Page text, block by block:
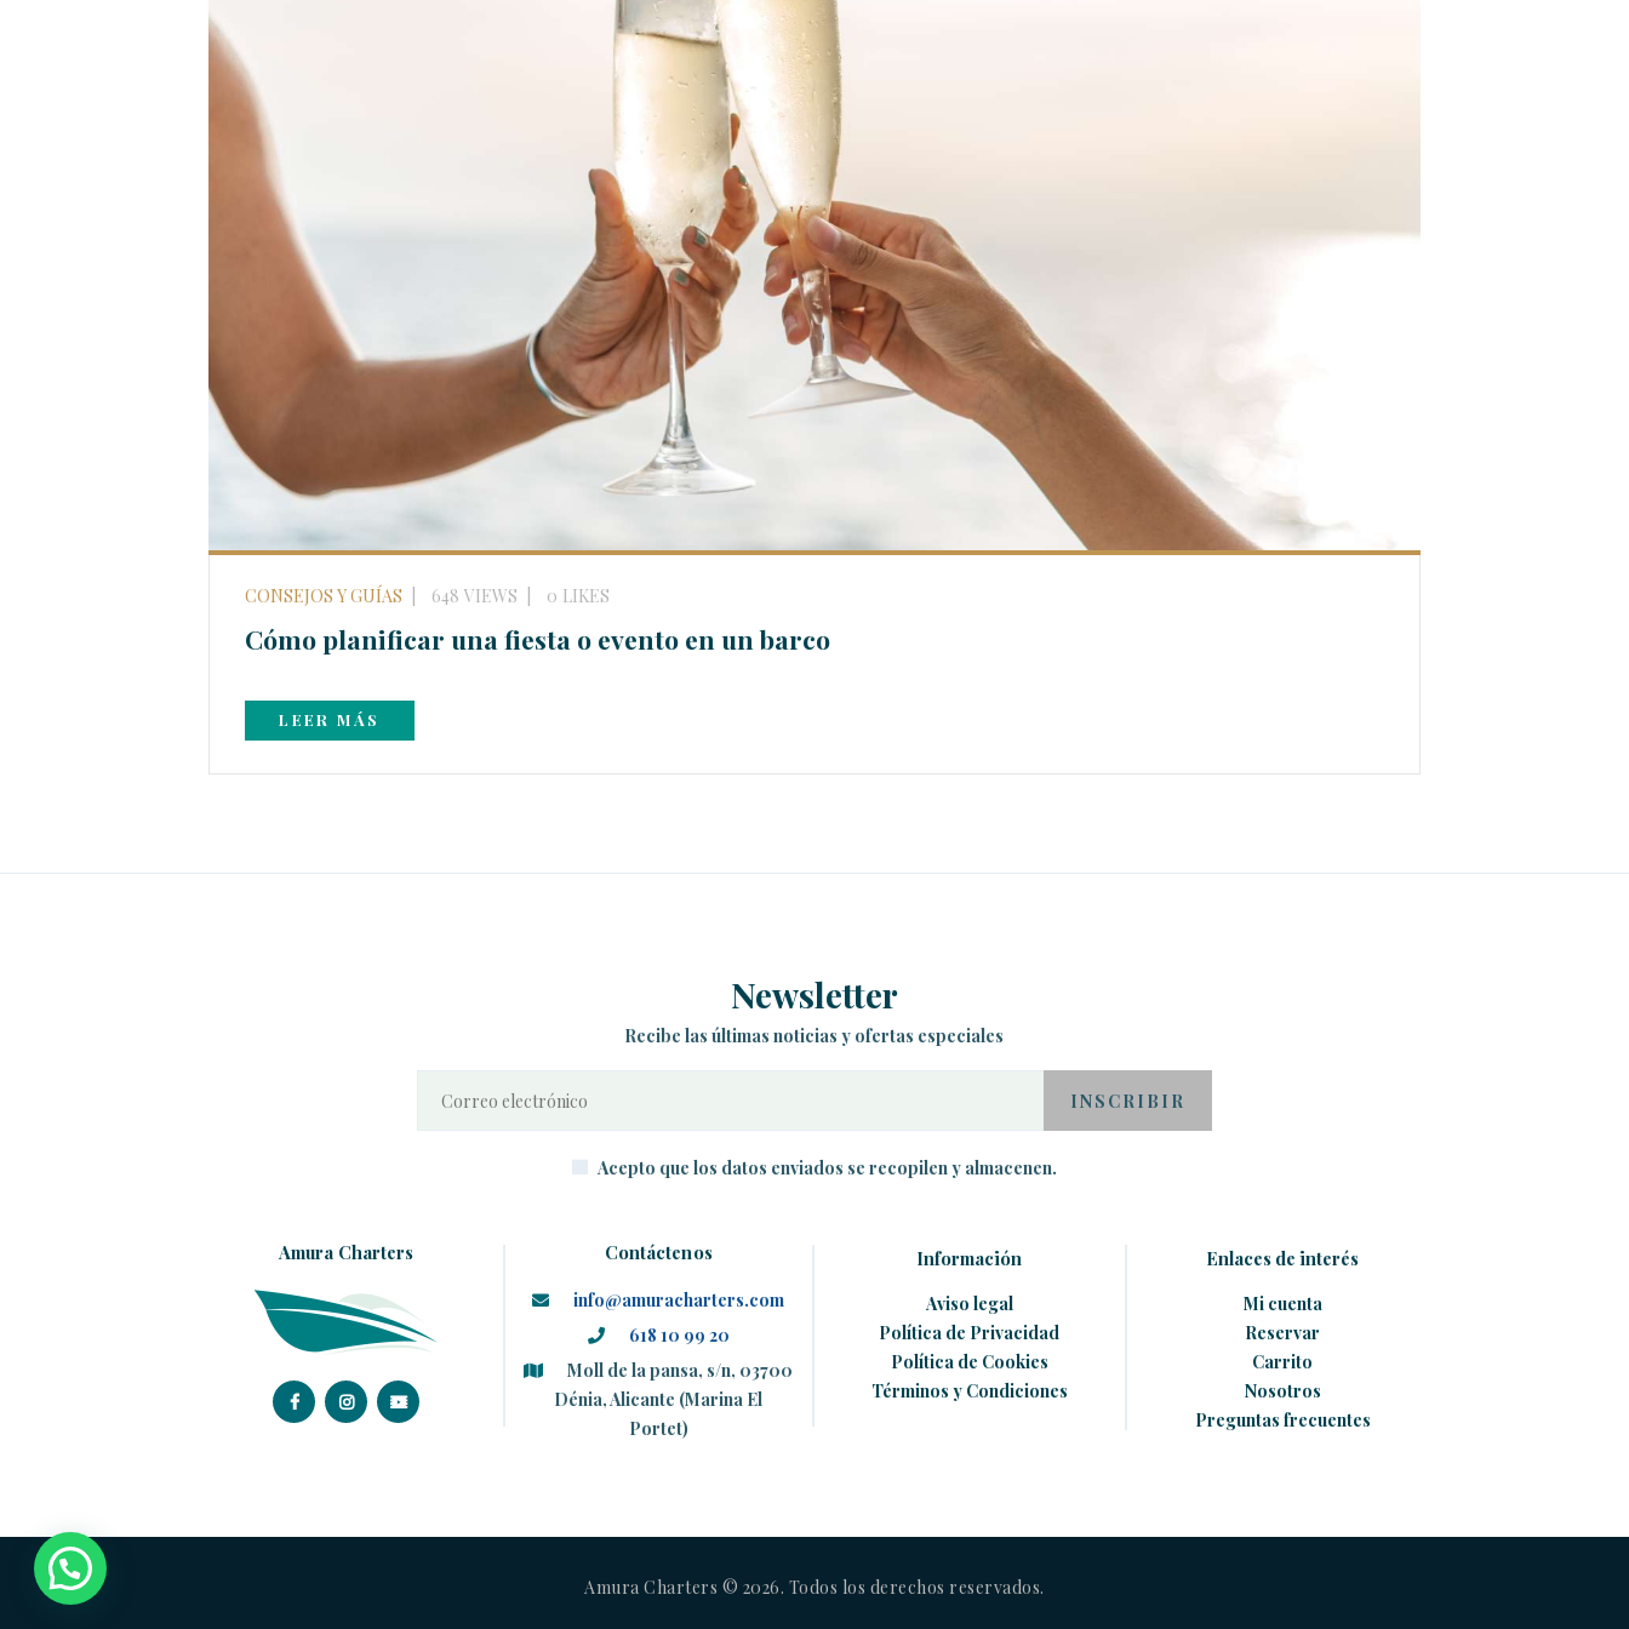
CONSEJOS Y GUÍAS 648 VIEWS 0 LIKES
Cómo planificar una fiesta o evento en un barco
LEER MÁS
Newsletter
Recibe las últimas noticias y ofertas especiales
Acepto que los datos enviados se recopilen y almacenen.
Amura Charters Contáctenos
info@amuracharters.com
618 10 99 20
Moll de la pansa, s/n, 03700
Dénia, Alicante (Marina El
Portet)
Información
Aviso legal
Política de Privacidad
Política de Cookies
Términos y Condiciones
Enlaces de interés
Mi cuenta
Reservar
Carrito
Nosotros
Preguntas frecuentes
Amura Charters © 2026. Todos los derechos reservados.